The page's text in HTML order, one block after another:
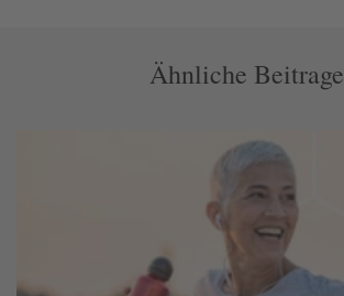
Ähnliche Beitrage